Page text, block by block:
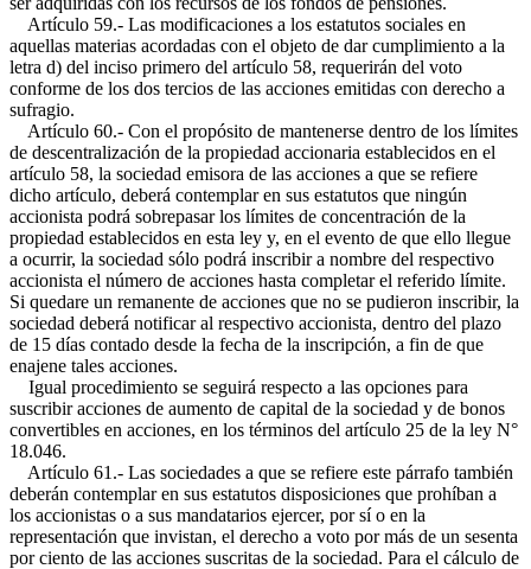
Artículo 59.- Las modificaciones a los estatutos sociales en
aquellas materias acordadas con el objeto de dar cumplimiento a la
letra d) del inciso primero del artículo 58, requerirán del voto
conforme de los dos tercios de las acciones emitidas con derecho a
sufragio.
Artículo 60.- Con el propósito de mantenerse dentro de los límites
de descentralización de la propiedad accionaria establecidos en el
artículo 58, la sociedad emisora de las acciones a que se refiere
dicho artículo, deberá contemplar en sus estatutos que ningún
accionista podrá sobrepasar los límites de concentración de la
propiedad establecidos en esta ley y, en el evento de que ello llegue
a ocurrir, la sociedad sólo podrá inscribir a nombre del respectivo
accionista el número de acciones hasta completar el referido límite.
Si quedare un remanente de acciones que no se pudieron inscribir, la
sociedad deberá notificar al respectivo accionista, dentro del plazo
de 15 días contado desde la fecha de la inscripción, a fin de que
enajene tales acciones.
Igual procedimiento se seguirá respecto a las opciones para
suscribir acciones de aumento de capital de la sociedad y de bonos
convertibles en acciones, en los términos del artículo 25 de la ley N°
18.046.
Artículo 61.- Las sociedades a que se refiere este párrafo también
deberán contemplar en sus estatutos disposiciones que prohíban a
los accionistas o a sus mandatarios ejercer, por sí o en la
representación que invistan, el derecho a voto por más de un sesenta
por ciento de las acciones suscritas de la sociedad. Para el cálculo de